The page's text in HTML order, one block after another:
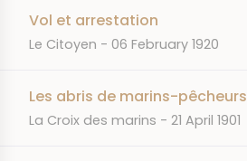
Vol et arrestation
JOURNAL
Le Citoyen DATE
06 February 1920
Les abris de marins-pêcheurs
JOURNAL
La Croix des marins DATE
21 April 1901